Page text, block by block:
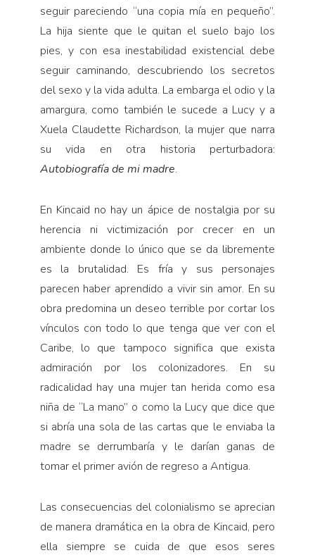
seguir pareciendo “una copia mía en pequeño”.
La hija siente que le quitan el suelo bajo los
pies, y con esa inestabilidad existencial debe
seguir caminando, descubriendo los secretos
del sexo y la vida adulta. La embarga el odio y la
amargura, como también le sucede a Lucy y a
Xuela Claudette Richardson, la mujer que narra
su vida en otra historia perturbadora:
Autobiografía de mi madre.
En Kincaid no hay un ápice de nostalgia por su
herencia ni victimización por crecer en un
ambiente donde lo único que se da libremente
es la brutalidad. Es fría y sus personajes
parecen haber aprendido a vivir sin amor. En su
obra predomina un deseo terrible por cortar los
vínculos con todo lo que tenga que ver con el
Caribe, lo que tampoco significa que exista
admiración por los colonizadores. En su
radicalidad hay una mujer tan herida como esa
niña de “La mano” o como la Lucy que dice que
si abría una sola de las cartas que le enviaba la
madre se derrumbaría y le darían ganas de
tomar el primer avión de regreso a Antigua.
Las consecuencias del colonialismo se aprecian
de manera dramática en la obra de Kincaid, pero
ella siempre se cuida de que esos seres